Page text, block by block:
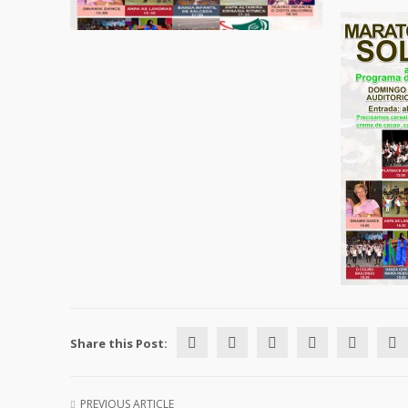
Share this Post:
PREVIOUS ARTICLE